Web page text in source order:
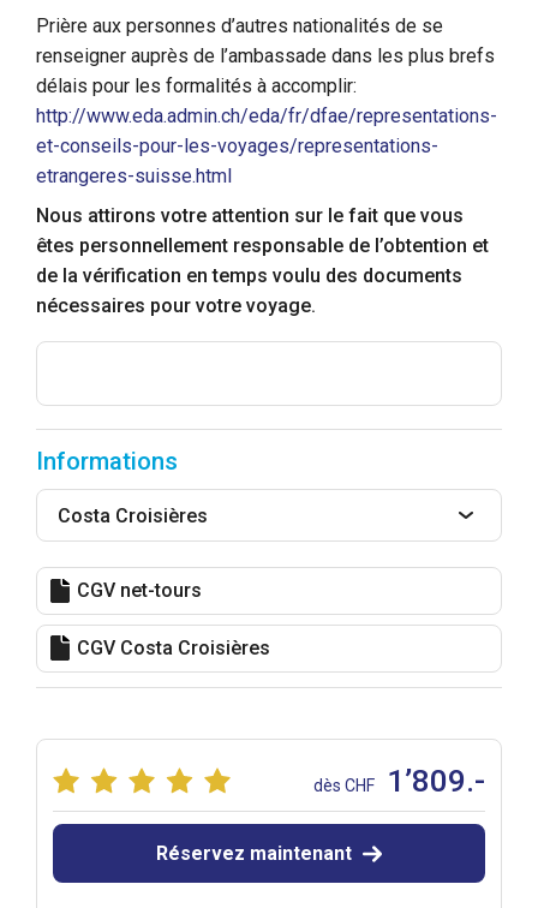
Prière aux personnes d’autres nationalités de se
renseigner auprès de l’ambassade dans les plus brefs
délais pour les formalités à accomplir:
http://www.eda.admin.ch/eda/fr/dfae/representations-
et-conseils-pour-les-voyages/representations-
etrangeres-suisse.html
Nous attirons votre attention sur le fait que vous
êtes personnellement responsable de l’obtention et
de la vérification en temps voulu des documents
nécessaires pour votre voyage.
Informations
Costa Croisières
CGV net-tours
CGV Costa Croisières
dès CHF 1’809.-
Réservez maintenant